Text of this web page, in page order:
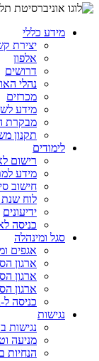
מידע כללי
יצירת
אלפון
דרושים
נהלי
מכרזים
מידע
מבקרת
תקנון
לימודים
רישום
מידע
חישוב
לוח שנת
ידיעונים
כניסה
סגל ומינהלה
אגפים
ארגון
ארגון
ארגון
כניסה ל-My Tau
נגישות
נגישות
מניעה
הנחיות